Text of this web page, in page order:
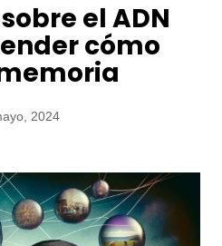
el ADN
cómo
2024